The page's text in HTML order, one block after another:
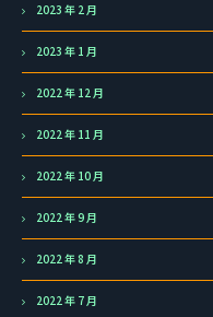
2023 年 2 月
2023 年 1 月
2022 年 12 月
2022 年 11 月
2022 年 10 月
2022 年 9 月
2022 年 8 月
2022 年 7 月